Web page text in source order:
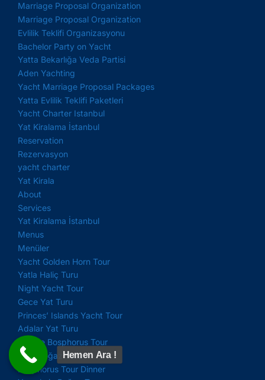
Marriage Proposal Organization
Marriage Proposal Organization
Evlilik Teklifi Organizasyonu
Bachelor Party on Yacht
Yatta Bekarlığa Veda Partisi
Aden Yachting
Yacht Marriage Proposal Packages
Yatta Evlilik Teklifi Paketleri
Yacht Charter Istanbul
Yat Kiralama İstanbul
Reservation
Rezervasyon
yacht charter
Yat Kirala
About
Services
Yat Kiralama İstanbul
Menus
Menüler
Yacht Golden Horn Tour
Yatla Haliç Turu
Night Yacht Tour
Gece Yat Turu
Princes’ Islands Yacht Tour
Adalar Yat Turu
Private Bosphorus Tour
Özel Boğaz Turu
Bosphorus Tour Dinner
Hemen Ara !